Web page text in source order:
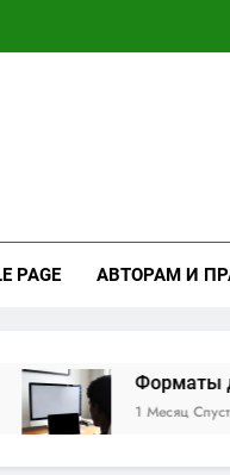
PAGE АВТОРАМ И
Форматы
1 Месяц Спустя